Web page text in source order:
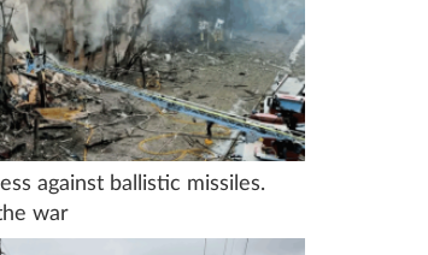
against ballistic missiles.
war